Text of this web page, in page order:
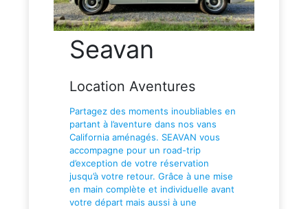
Seavan
Location Aventures
Partagez des moments inoubliables en
partant à l’aventure dans nos vans
California aménagés. SEAVAN vous
accompagne pour un road-trip
d’exception de votre réservation
jusqu’à votre retour. Grâce à une mise
en main complète et individuelle avant
votre départ mais aussi à une